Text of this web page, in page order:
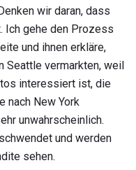
wir daran, dass
Ich gehe den Prozess
und ihnen erkläre,
Seattle vermarkten, weil
interessiert ist, die
nach New York
unwahrscheinlich.
und werden
sehen.